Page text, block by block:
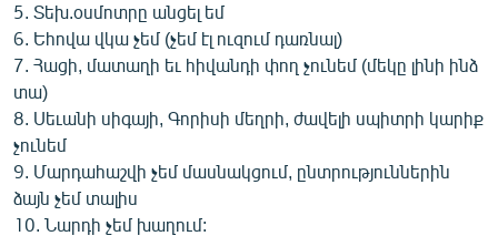
5. Տեխ.օսմոտրը անցել եմ
6. Եհովա վկա չեմ (չեմ էլ ուզում դառնալ)
7. Հացի, մատաղի եւ հիվանդի փող չունեմ (մեկը լինի ինձ
տա)
8. Սեւանի սիգայի, Գորիսի մեղրի, ժավելի սպիտրի կարիք
չունեմ
9. Մարդահաշվի չեմ մասնակցում, ընտրություններին
ձայն չեմ տալիս
10. Նարդի չեմ խաղում: